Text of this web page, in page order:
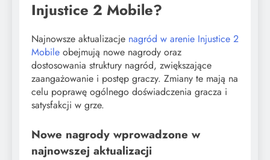
Injustice 2 Mobile?
Najnowsze aktualizacje nagród w arenie Injustice 2
Mobile obejmują nowe nagrody oraz
dostosowania struktury nagród, zwiększające
zaangażowanie i postęp graczy. Zmiany te mają na
celu poprawę ogólnego doświadczenia gracza i
satysfakcji w grze.
Nowe nagrody wprowadzone w
najnowszej aktualizacji